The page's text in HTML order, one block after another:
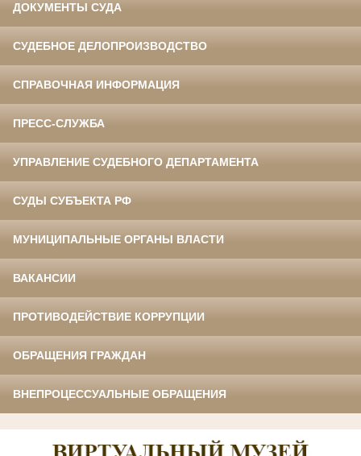
ДОКУМЕНТЫ СУДА
СУДЕБНОЕ ДЕЛОПРОИЗВОДСТВО
СПРАВОЧНАЯ ИНФОРМАЦИЯ
ПРЕСС-СЛУЖБА
УПРАВЛЕНИЕ СУДЕБНОГО ДЕПАРТАМЕНТА
СУДЫ СУБЪЕКТА РФ
МУНИЦИПАЛЬНЫЕ ОРГАНЫ ВЛАСТИ
ВАКАНСИИ
ПРОТИВОДЕЙСТВИЕ КОРРУПЦИИ
ОБРАЩЕНИЯ ГРАЖДАН
ВНЕПРОЦЕССУАЛЬНЫЕ ОБРАЩЕНИЯ